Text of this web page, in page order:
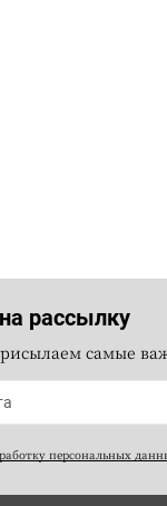
рассылку
самые
персональных